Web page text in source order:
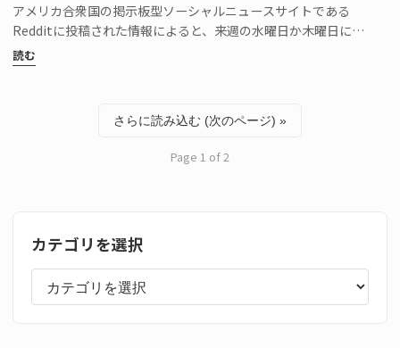
アメリカ合衆国の掲示板型ソーシャルニュースサイトである
Redditに投稿された情報によると、来週の水曜日か木曜日に
「Android 15 Dev…
読む
さらに読み込む (次のページ) »
Page 1 of 2
カテゴリを選択